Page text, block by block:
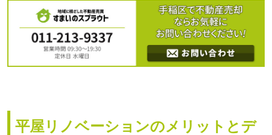
平屋リノベーションのメリットとデ